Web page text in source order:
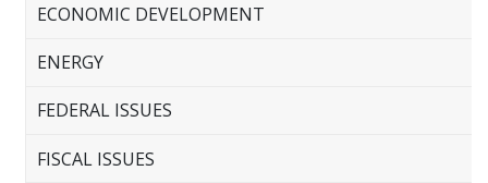
ECONOMIC DEVELOPMENT
ENERGY
FEDERAL ISSUES
FISCAL ISSUES